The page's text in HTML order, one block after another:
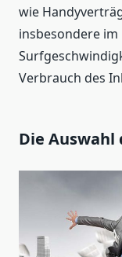
wie
insbesondere
Verbrauch des
Die